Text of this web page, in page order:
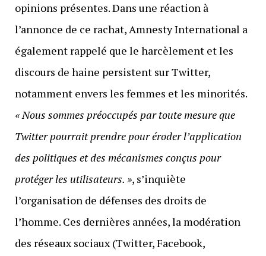
opinions présentes. Dans une réaction à
l’annonce de ce rachat, Amnesty International a
également rappelé que le harcèlement et les
discours de haine persistent sur Twitter,
notamment envers les femmes et les minorités.
« Nous sommes préoccupés par toute mesure que
Twitter pourrait prendre pour éroder l’application
des politiques et des mécanismes conçus pour
protéger les utilisateurs. », s’inquiète
l’organisation de défenses des droits de
l’homme. Ces dernières années, la modération
des réseaux sociaux (Twitter, Facebook,